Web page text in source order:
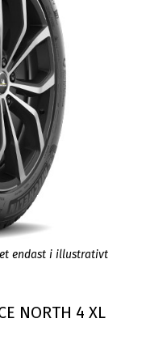
endast i illustrativt
NORTH 4 XL